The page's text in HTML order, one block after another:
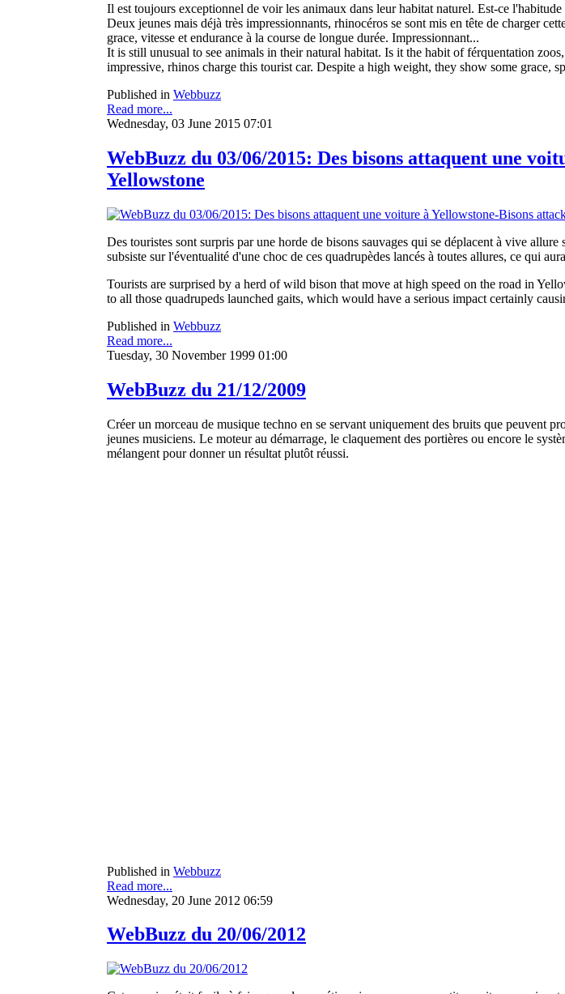
Il est toujours exceptionnel de voir les animaux dans leur habitat naturel. Est-ce
Deux jeunes mais déjà très impressionnants, rhinocéros se sont mis en tête de charger
grace, vitesse et endurance à la course de longue durée. Impressionnant...
It is still unusual to see animals in their natural habitat. Is it the habit of férquentation
impressive, rhinos charge this tourist car. Despite a high weight, they show some grace,
Published in Webbuzz
Read more...
Wednesday, 03 June 2015 07:01
WebBuzz du 03/06/2015: Des bisons attaquent une
Yellowstone
Des touristes sont surpris par une horde de bisons sauvages qui se déplacent à vive
subsiste sur l'éventualité d'une choc de ces quadrupèdes lancés à toutes allures, ce qui
Tourists are surprised by a herd of wild bison that move at high speed on the road in
to all those quadrupeds launched gaits, which would have a serious impact certainly
Published in Webbuzz
Read more...
Tuesday, 30 November 1999 01:00
WebBuzz du 21/12/2009
Créer un morceau de musique techno en se servant uniquement des bruits que peuvent
jeunes musiciens. Le moteur au démarrage, le claquement des portières ou encore le
mélangent pour donner un résultat plutôt réussi.
Published in Webbuzz
Read more...
Wednesday, 20 June 2012 06:59
WebBuzz du 20/06/2012